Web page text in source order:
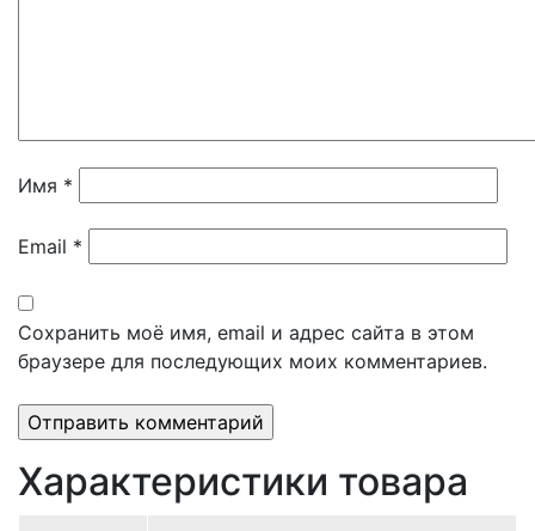
Имя *
Email *
Сохранить моё имя, email и адрес сайта в этом
браузере для последующих моих комментариев.
Характеристики товара